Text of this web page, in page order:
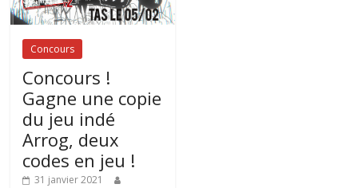
Concours
Concours !
Gagne une copie
du jeu indé
Arrog, deux
codes en jeu !
31 janvier 2021